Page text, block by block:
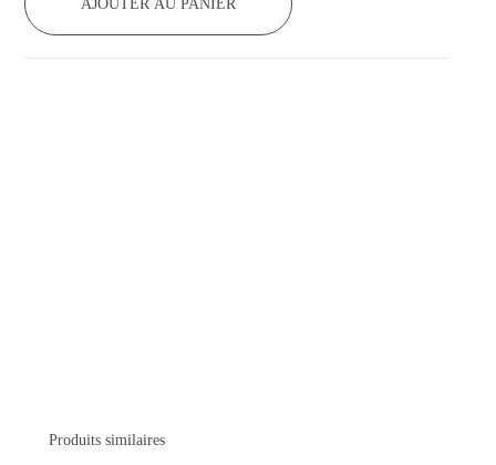
AJOUTER AU PANIER
Produits similaires